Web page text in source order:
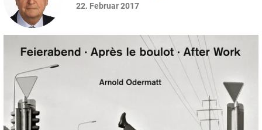
22. Februar 2017